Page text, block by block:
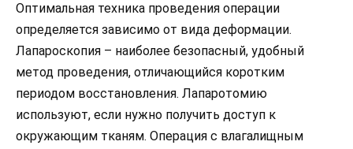
Оптимальная техника проведения операции
определяется зависимо от вида деформации.
Лапароскопия – наиболее безопасный, удобный
метод проведения, отличающийся коротким
периодом восстановления. Лапаротомию
используют, если нужно получить доступ к
окружающим тканям. Операция с влагалищным